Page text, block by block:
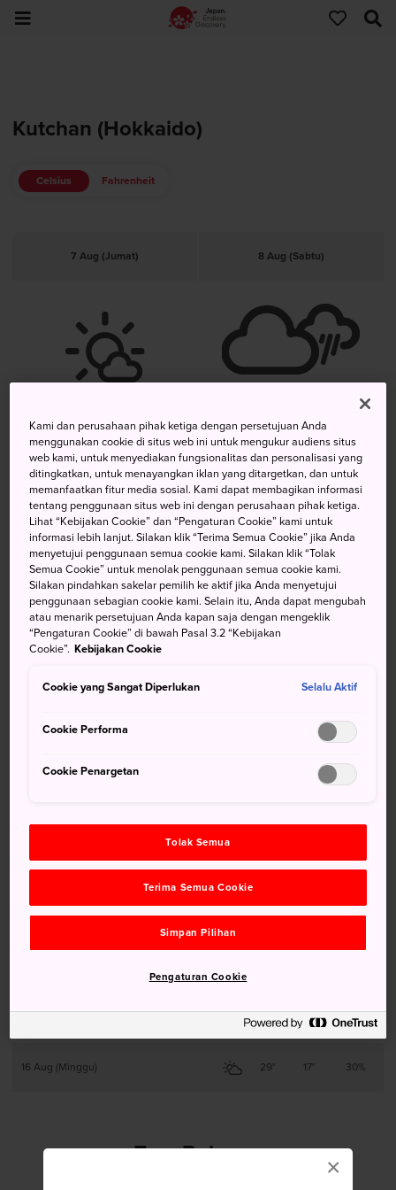
×
Kutchan (Hokkaido)
Celsius Fahrenheit
7 Aug (Jumat) 8 Aug (Sabtu)
Suhu
maks
Suhu
min
Curah
Hujan
Suhu
maks
Suhu
min
Curah
Hujan
30° 18° 20% 24° 17° 70%
Suhu
maks
Suhu
min
7 Aug (Jumat) 30°
9 Aug (Minggu) 30%
10 Aug (Senin) 30%
11 Aug (Selasa) 25° 14° 40%
12 Aug (Rabu) 28° 15° 40%
13 Aug (Kamis) 40%
29° 19° 30%
16 Aug (Minggu) 29° 17° 30%
Tren Bulanan
Kami dan perusahaan pihak ketiga dengan persetujuan Anda
menggunakan cookie di situs web ini untuk mengukur audiens situs
web kami, untuk menyediakan fungsionalitas dan personalisasi yang
ditingkatkan, untuk menayangkan iklan yang ditargetkan, dan untuk
memanfaatkan fitur media sosial. Kami dapat membagikan informasi
tentang penggunaan situs web ini dengan perusahaan pihak ketiga.
Lihat “Kebijakan Cookie” dan “Pengaturan Cookie” kami untuk
informasi lebih lanjut. Silakan klik “Terima Semua Cookie” jika Anda
menyetujui penggunaan semua cookie kami. Silakan klik “Tolak
Semua Cookie” untuk menolak penggunaan semua cookie kami.
Silakan pindahkan sakelar pemilih ke aktif jika Anda menyetujui
penggunaan sebagian cookie kami. Selain itu, Anda dapat mengubah
atau menarik persetujuan Anda kapan saja dengan mengeklik
“Pengaturan Cookie” di bawah Pasal 3.2 “Kebijakan
Cookie”. Kebijakan Cookie
Cookie yang Sangat Diperlukan Selalu Aktif
Cookie Performa
Cookie Penargetan
Tolak Semua
Terima Semua Cookie
Simpan Pilihan
Pengaturan Cookie